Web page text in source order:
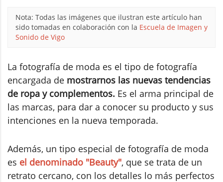
Nota: Todas las imágenes que ilustran este artículo han
sido tomadas en colaboración con la Escuela de Imagen y
Sonido de Vigo
La fotografía de moda es el tipo de fotografía
encargada de mostrarnos las nuevas tendencias
de ropa y complementos. Es el arma principal de
las marcas, para dar a conocer su producto y sus
intenciones en la nueva temporada.
Además, un tipo especial de fotografía de moda
es el denominado "Beauty", que se trata de un
retrato cercano, con los detalles lo más perfectos